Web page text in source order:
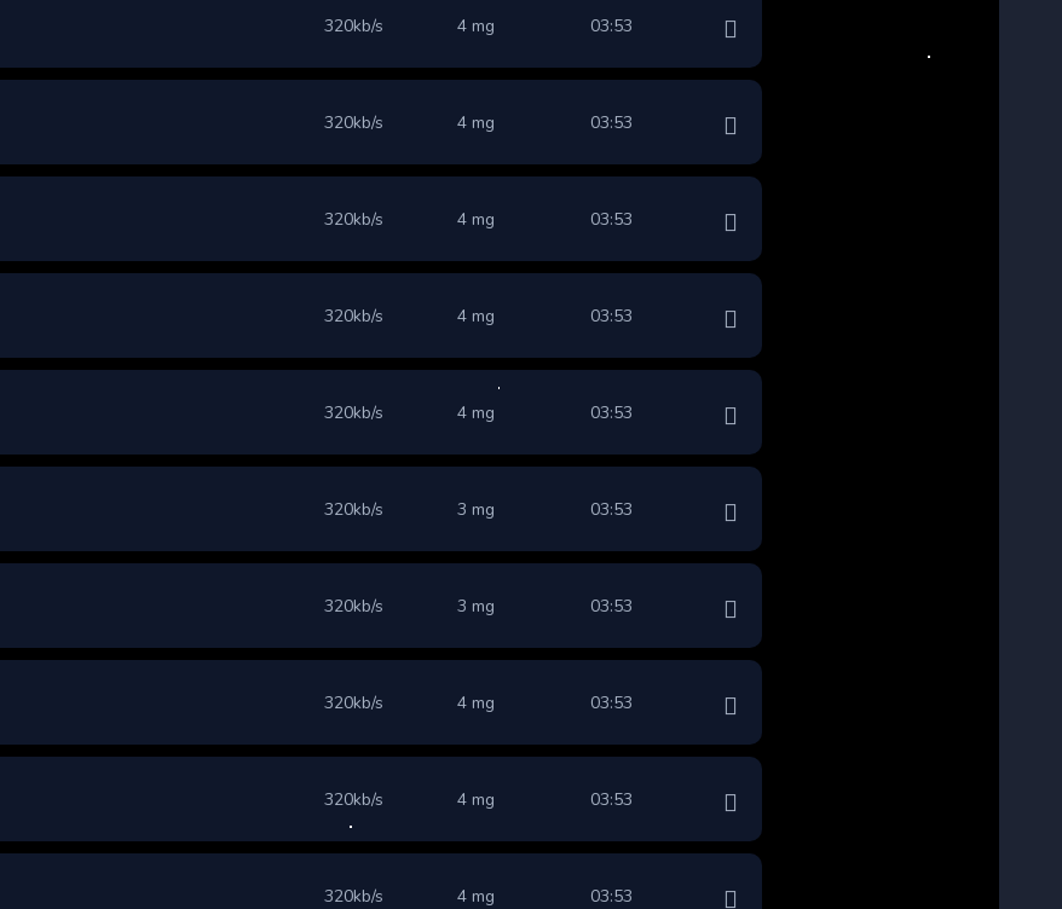
320kb/s 4 mg 03:53
320kb/s 4 mg 03:53
320kb/s 4 mg 03:53
320kb/s 4 mg 03:53
320kb/s 4 mg 03:53
320kb/s 3 mg 03:53
320kb/s 3 mg 03:53
320kb/s 4 mg 03:53
320kb/s 4 mg 03:53
320kb/s 4 mg 03:53